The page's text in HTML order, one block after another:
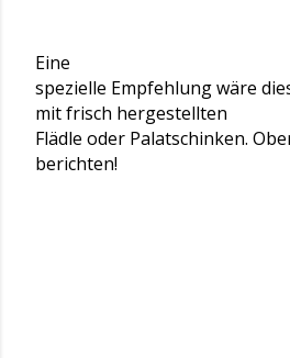
Eine
spezielle Empfehlung wäre
mit frisch hergestellten
Flädle oder Palatschinken.
berichten!